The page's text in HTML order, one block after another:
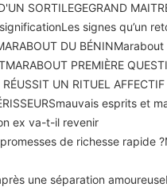
SORTILEGEGRAND
Les signes qu’un
DU BÉNINMarabout
MARABOUT PREMIÈRE
UN RITUEL AFFECTIF
mauvais esprits et
ex va-t-il revenir
de richesse rapide ?
une séparation amoureuse